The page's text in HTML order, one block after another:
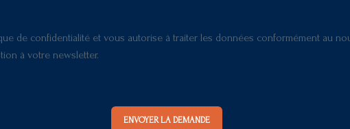
de confidentialité et vous autorise à traiter les données conformément au
à votre newsletter.
ENVOYER LA DEMANDE